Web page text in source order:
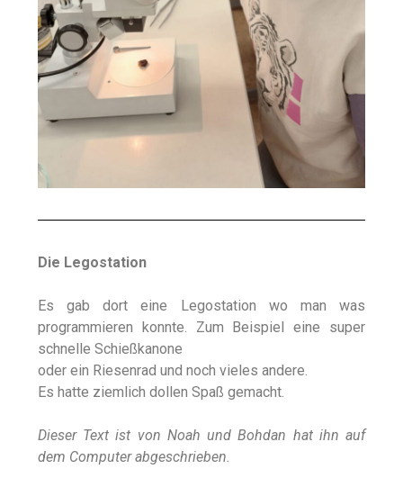
Die Legostation
Es gab dort eine Legostation wo man was
programmieren konnte. Zum Beispiel eine super
schnelle Schießkanone
oder ein Riesenrad und noch vieles andere.
Es hatte ziemlich dollen Spaß gemacht.
Dieser Text ist von Noah und Bohdan hat ihn auf
dem Computer abgeschrieben.